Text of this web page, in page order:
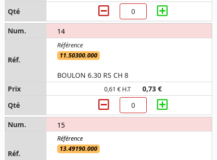
14
11.50300.000
BOULON 6.30 RS CH 8
0,61 € H.T 0,73 €
15
13.49190.000